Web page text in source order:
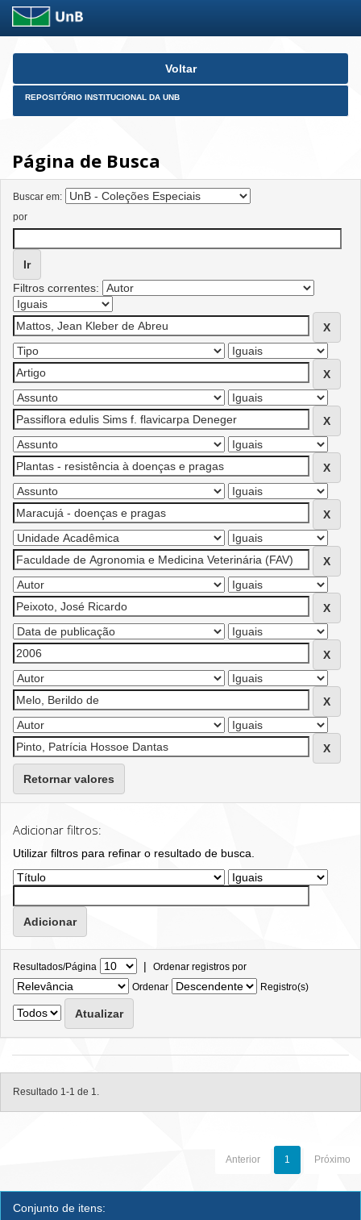
Skip
Voltar
REPOSITÓRIO INSTITUCIONAL DA UNB
Página de Busca
Buscar em:
por
Filtros correntes:
Retornar valores
Adicionar filtros:
Utilizar filtros para refinar o resultado de busca.
Resultados/Página | Ordenar registros por
Ordenar
Registro(s)
Resultado 1-1 de 1.
Anterior 1 Próximo
Conjunto de itens: